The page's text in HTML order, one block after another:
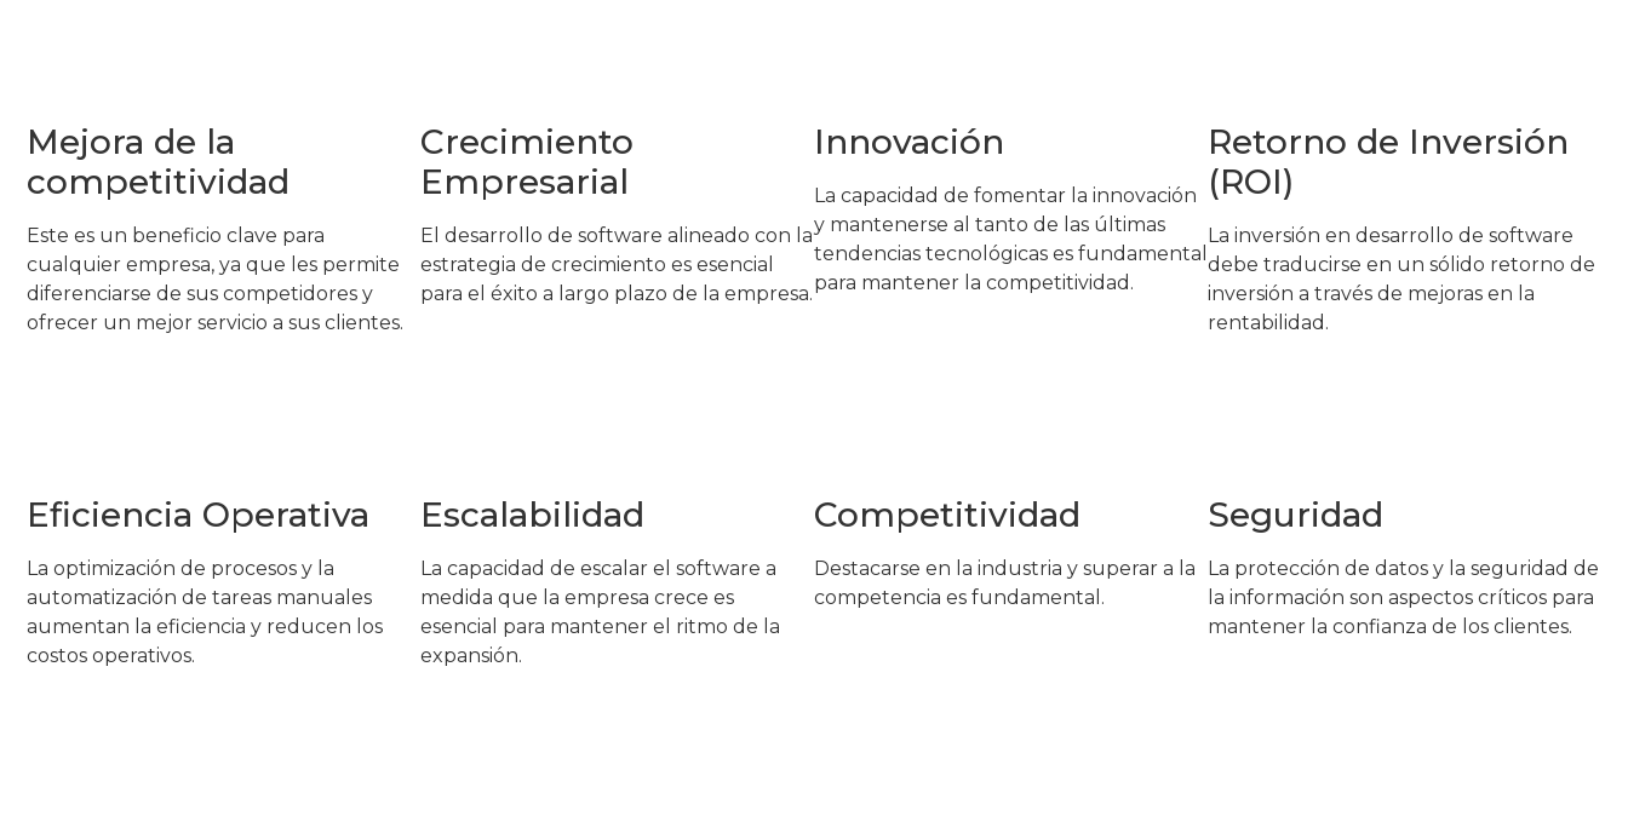
Mejora de la
competitividad
Este es un beneficio clave para
cualquier empresa, ya que les permite
diferenciarse de sus competidores y
ofrecer un mejor servicio a sus clientes.
Crecimiento
Empresarial
El desarrollo de software alineado con la
estrategia de crecimiento es esencial
para el éxito a largo plazo de la empresa.
Innovación
La capacidad de fomentar la innovación
y mantenerse al tanto de las últimas
tendencias tecnológicas es fundamental
para mantener la competitividad.
Retorno de Inversión
(ROI)
La inversión en desarrollo de software
debe traducirse en un sólido retorno de
inversión a través de mejoras en la
rentabilidad.
Eficiencia Operativa
La optimización de procesos y la
automatización de tareas manuales
aumentan la eficiencia y reducen los
costos operativos.
Escalabilidad
La capacidad de escalar el software a
medida que la empresa crece es
esencial para mantener el ritmo de la
expansión.
Competitividad
Destacarse en la industria y superar a la
competencia es fundamental.
Seguridad
La protección de datos y la seguridad de
la información son aspectos críticos para
mantener la confianza de los clientes.